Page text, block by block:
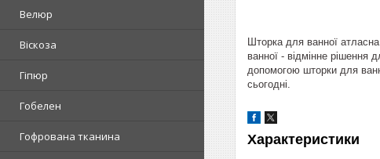
Велюр
Віскоза
Гіпюр
Гобелен
Гофрована тканина
Шторка для ванної
ванної - відмінне рішення
допомогою шторки для
сьогодні.
Характеристики